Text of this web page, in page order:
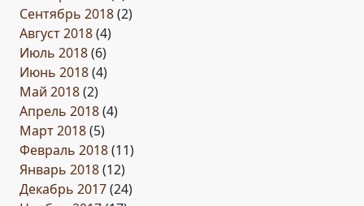
Сентябрь 2018(2)
Август 2018(4)
Июль 2018(6)
Июнь 2018(4)
Май 2018(2)
Апрель 2018(4)
Март 2018(5)
Февраль 2018(11)
Январь 2018(12)
Декабрь 2017(24)